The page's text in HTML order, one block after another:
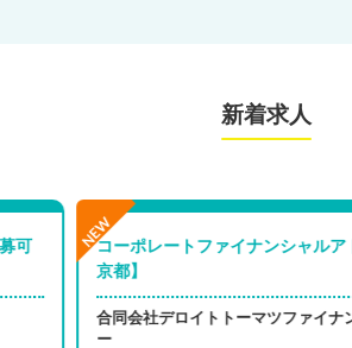
新着求人
コーポレートファイナンシャルアドバ
京都】
合同会社デロイトトーマツファイナンシ